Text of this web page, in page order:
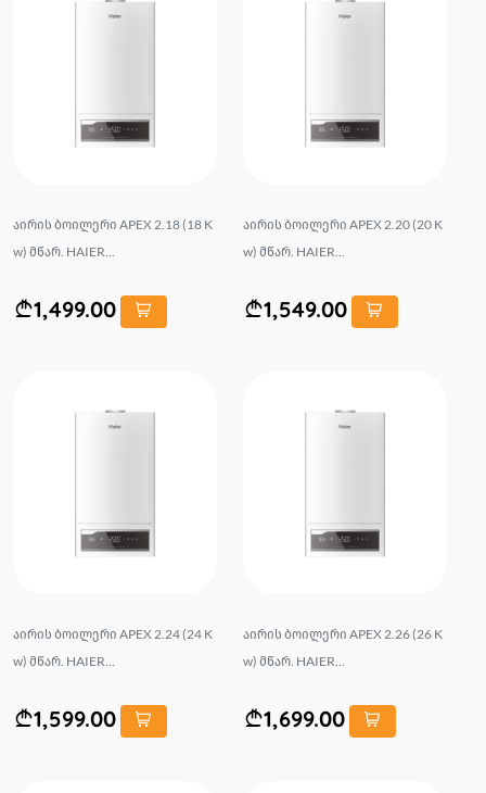
აირის ბოილერი APEX 2.18 (18 K
w) მწარ. HAIER...
1,499.00
აირის ბოილერი APEX 2.20 (20 K
w) მწარ. HAIER...
1,549.00
აირის ბოილერი APEX 2.24 (24 K
w) მწარ. HAIER...
1,599.00
აირის ბოილერი APEX 2.26 (26 K
w) მწარ. HAIER...
1,699.00